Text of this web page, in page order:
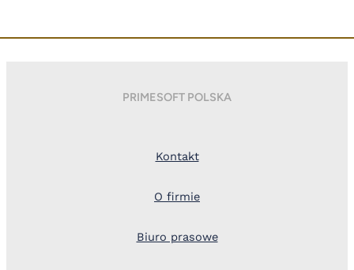
PRIMESOFT POLSKA
Kontakt
O firmie
Biuro prasowe